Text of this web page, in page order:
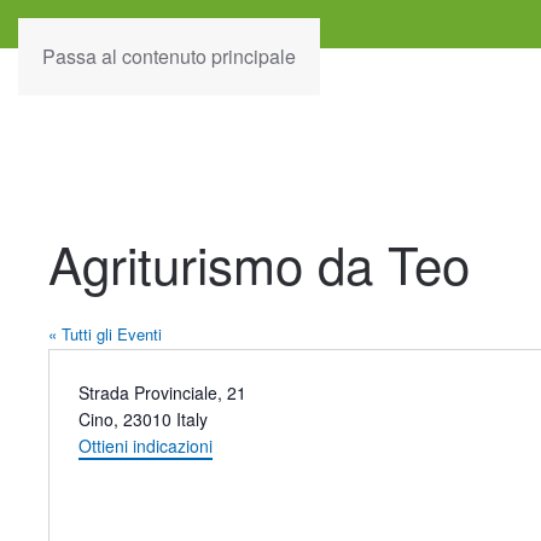
Passa al contenuto principale
Agriturismo da Teo
« Tutti gli Eventi
Indirizzo
Strada Provinciale, 21
Cino, 23010 Italy
Ottieni indicazioni